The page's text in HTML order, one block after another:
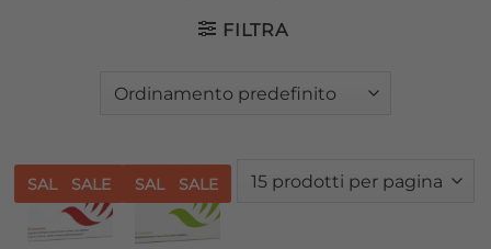
FILTRA
SALE SALE
Aggiungi
alla lista
SALE SALE
Aggiungi
alla lista
dei